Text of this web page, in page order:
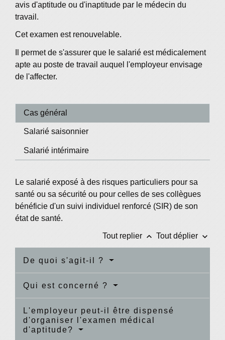
avis d'aptitude ou d'inaptitude par le médecin du
travail.
Cet examen est renouvelable.
Il permet de s'assurer que le salarié est médicalement
apte au poste de travail auquel l'employeur envisage
de l'affecter.
Cas général
Salarié saisonnier
Salarié intérimaire
Le salarié exposé à des risques particuliers pour sa
santé ou sa sécurité ou pour celles de ses collègues
bénéficie d'un suivi individuel renforcé (SIR) de son
état de santé.
Tout replier keyboard_arrow_up Tout déplier keyboard_arrow_down
De quoi s'agit-il ?
Qui est concerné ?
L'employeur peut-il être dispensé
d'organiser l'examen médical
d'aptitude?